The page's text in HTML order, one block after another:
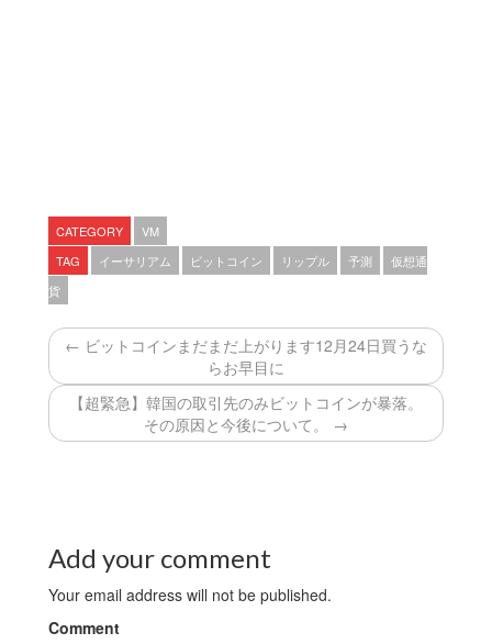
CATEGORY
VM
TAG
イーサリアム ビットコイン リップル 予測
仮想通
貨
← ビットコインまだまだ上がります12月24日買うな
らお早目に
【超緊急】韓国の取引先のみビットコインが暴落。
その原因と今後について。 →
Add your comment
Your email address will not be published.
Comment